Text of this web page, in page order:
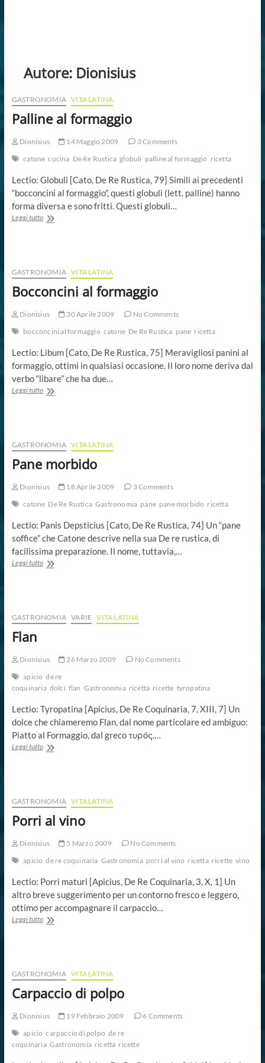
Autore: Dionisius
GASTRONOMIA VITA LATINA
Palline al formaggio
Dionisius 14 Maggio 2009
3 Comments
catone cucina De Re Rustica globuli palline al formaggio ricetta
Lectio: Globuli [Cato, De Re Rustica, 79] Simili ai precedenti
“bocconcini al formaggio”, questi globuli (lett. palline) hanno
forma diversa e sono fritti. Questi globuli…
Leggi tuttoPalline
GASTRONOMIA VITA LATINA
Bocconcini al formaggio
Dionisius 30 Aprile 2009
No Comments
bocconcini al formaggio catone De Re Rustica pane ricetta
Lectio: Libum [Cato, De Re Rustica, 75] Meravigliosi panini al
formaggio, ottimi in qualsiasi occasione. Il loro nome deriva dal
verbo “libare” che ha due…
Leggi tuttoBocconcini
GASTRONOMIA VITA LATINA
Pane morbido
Dionisius 18 Aprile 2009
3 Comments
catone De Re Rustica Gastronomia pane pane morbido ricetta
Lectio: Panis Depsticius [Cato, De Re Rustica, 74] Un “pane
soffice” che Catone descrive nella sua De re rustica, di
facilissima preparazione. Il nome, tuttavia,…
Leggi tuttoPane
GASTRONOMIA VARIE VITA LATINA
Flan
Dionisius 26 Marzo 2009
No Comments
apicio de re
coquinaria dolci flan Gastronomia ricetta ricette tyropatina
Lectio: Tyropatina [Apicius, De Re Coquinaria, 7, XIII, 7] Un
dolce che chiameremo Flan, dal nome particolare ed ambiguo:
Piatto al Formaggio, dal greco τυρός.…
Leggi tuttoFlan
GASTRONOMIA VITA LATINA
Porri al vino
Dionisius 5 Marzo 2009
No Comments
apicio de re coquinaria Gastronomia porri al vino ricetta ricette vino
Lectio: Porri maturi [Apicius, De Re Coquinaria, 3, X, 1] Un
altro breve suggerimento per un contorno fresco e leggero,
ottimo per accompagnare il carpaccio…
Leggi tuttoPorri
GASTRONOMIA VITA LATINA
Carpaccio di polpo
Dionisius 19 Febbraio 2009
6 Comments
apicio carpaccio di polpo de re
coquinaria Gastronomia ricetta ricette